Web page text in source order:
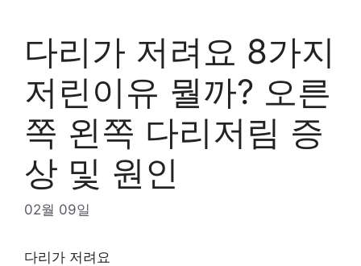
다리가 저려요 8가지
저린이유 뭘까? 오른
쪽 왼쪽 다리저림 증
상 및 원인
02월 09일
다리가 저려요